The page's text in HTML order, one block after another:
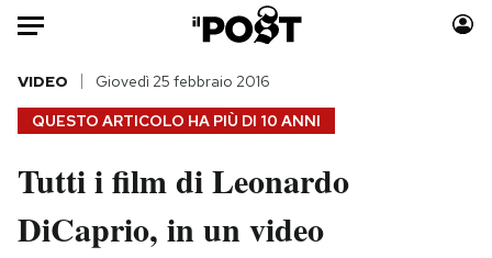
Auto
HOME
Italia
Politica
Moda
Consumismi
QUESTO ARTICOLO HA PIÙ DI 10 ANNI
VIDEO Giovedì 25 febbraio 2016
Tutti i film di Leonardo
DiCaprio, in un video